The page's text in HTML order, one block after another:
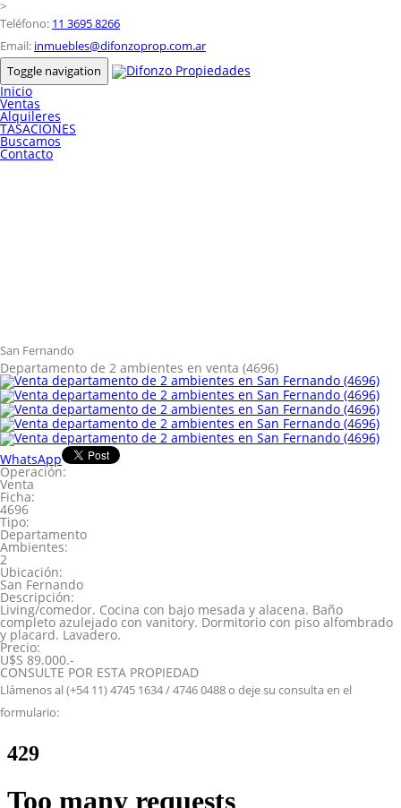
>
Teléfono: 11 3695 8266
Email: inmuebles@difonzoprop.com.ar
Toggle navigation
Inicio
Ventas
Alquileres
TASACIONES
Buscamos
Contacto
San Fernando
Departamento de 2 ambientes en venta (4696)
WhatsApp
Operación:
Venta
Ficha:
4696
Tipo:
Departamento
Ambientes:
2
Ubicación:
San Fernando
Descripción:
Living/comedor. Cocina con bajo mesada y alacena. Baño
completo azulejado con vanitory. Dormitorio con piso alfombrado
y placard. Lavadero.
Precio:
U$S 89.000.-
CONSULTE POR ESTA PROPIEDAD
Llámenos al (+54 11) 4745 1634 / 4746 0488 o deje su consulta en el
formulario: